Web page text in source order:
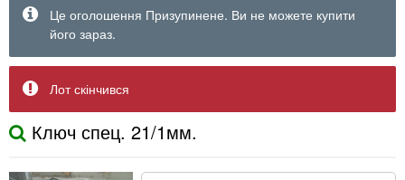
Це оголошення Призупинене. Ви не можете купити
його зараз.
Лот скінчився
Ключ спец. 21/1мм.